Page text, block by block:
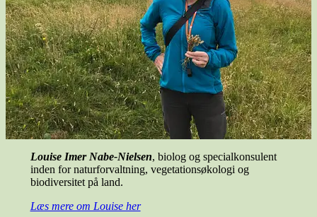
Louise Imer Nabe-Nielsen, biolog og specialkonsulent
inden for naturforvaltning, vegetationsøkologi og
biodiversitet på land.
Læs mere om Louise her